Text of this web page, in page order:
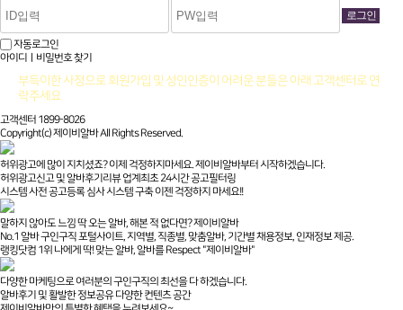
자동로그인
아이디ㅣ비밀번호 찾기
부득이한 사정으로 회원가입 및 성인인증이 어려운 분들은 아래 고객센터로 연
락주세요
고객센터 1899-8026
Copyright(c) 제이비알바 All Rights Reserved.
허위광고에 많이 지치셨죠? 이제 걱정하지마세요. 제이비알바부터 시작하겠습니다.
허위광고신고 및 알바후기리뷰 업계최초 24시간 공고필터링
시스템 사전 공고등록 심사 시스템 구축 이젠 걱정하지 마세요!!
말하지 않아도 느낌 딱 오는 알바, 해본 적 없다면? 제이비알바
No.1 알바 구인구직 포털사이트, 지역별, 직종별, 맞춤알바, 기간별 채용정보, 인재정보 제공.
랭킹닷컴 1위 나에게 딱! 맞는 알바, 알바를 Respect "제이비알바"
다양한 마케팅으로 여러분의 구인구직의 최선을 다 하겠습니다.
알바후기 및 활발한 정보공유 다양한 컨텐츠 공간